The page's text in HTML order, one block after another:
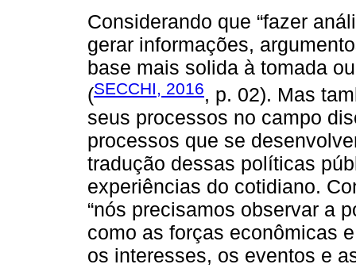
Considerando que “fazer
gerar informações,
base mais solida à tomada
(SECCHI, 2016, p. 02). Mas
seus processos no campo
processos que se
tradução dessas políticas
experiências do cotidiano.
“nós precisamos observar a
como as forças econômicas
os interesses, os eventos e